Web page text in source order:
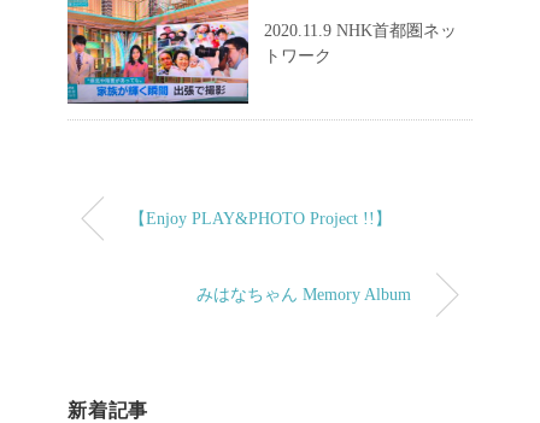
2020.11.9 NHK首都圏ネッ
トワーク
【Enjoy PLAY&PHOTO Project !!】
みはなちゃん Memory Album
新着記事